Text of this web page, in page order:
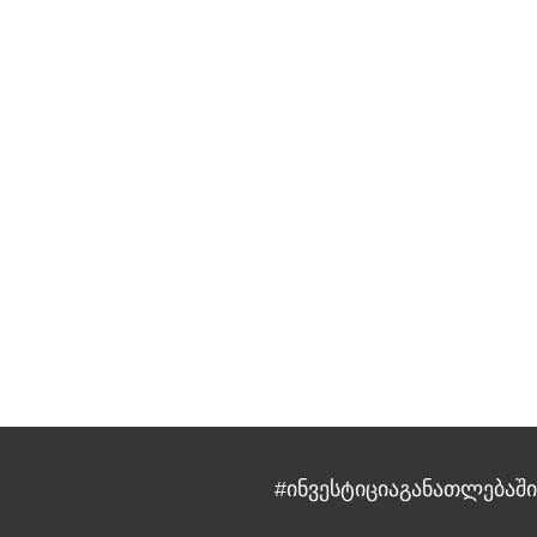
#ინვესტიციაგანათლებაში